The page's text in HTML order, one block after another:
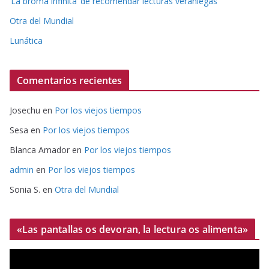
Otra del Mundial
Lunática
Comentarios recientes
Josechu en Por los viejos tiempos
Sesa en Por los viejos tiempos
Blanca Amador en Por los viejos tiempos
admin en Por los viejos tiempos
Sonia S. en Otra del Mundial
«Las pantallas os devoran, la lectura os alimenta»